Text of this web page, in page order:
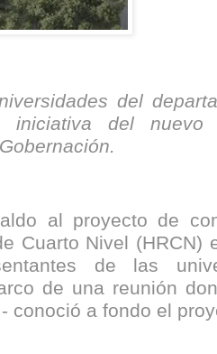
del
del nuevo
al proyecto de
Cuarto Nivel (HRCN)
de las
de una reunión
conoció a fondo el